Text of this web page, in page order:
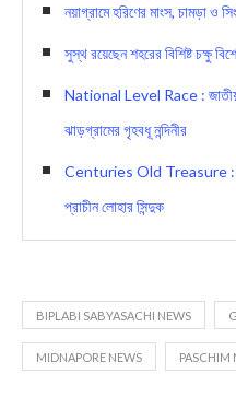
নয়াগ্রামে হরিণের মাংস, চামড়া ও
সুস্থ রয়েছেন শহরের বিশিষ্ট চক্ষু
National Level Race : জাতীয়
ঝাড়গ্রামের গৃহবধূ নন্দিনীর
Centuries Old Treasure :
প্রাচীন লোহার সিন্দুক
BIPLABI SABYASACHI NEWS
MIDNAPORE NEWS PASCHIM